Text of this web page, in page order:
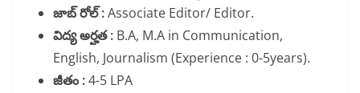
జాబ్ రోల్ :Associate Editor/ Editor.
విద్య అర్హత : B.A, M.A in Communication,
English, Journalism (Experience : 0-5years).
జీతం :4-5 LPA